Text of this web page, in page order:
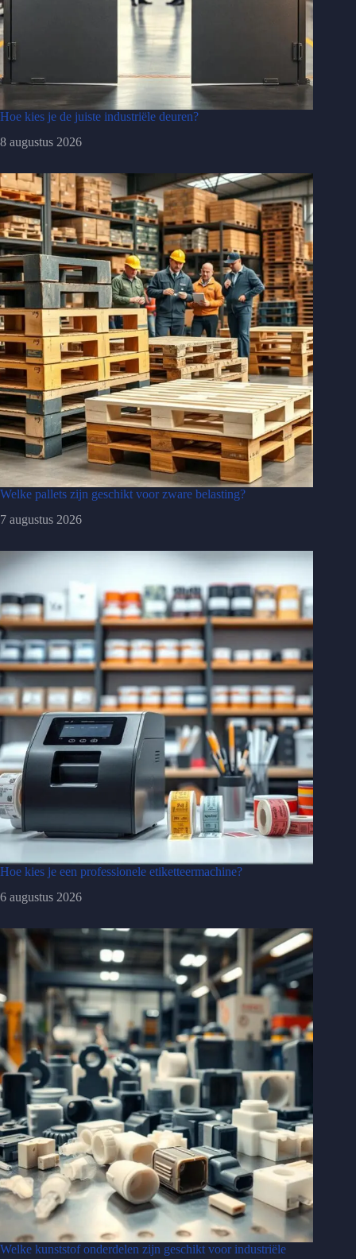
Hoe kies je de juiste industriële deuren?
8 augustus 2026
Welke pallets zijn geschikt voor zware belasting?
7 augustus 2026
Hoe kies je een professionele etiketteermachine?
6 augustus 2026
Welke kunststof onderdelen zijn geschikt voor industriële